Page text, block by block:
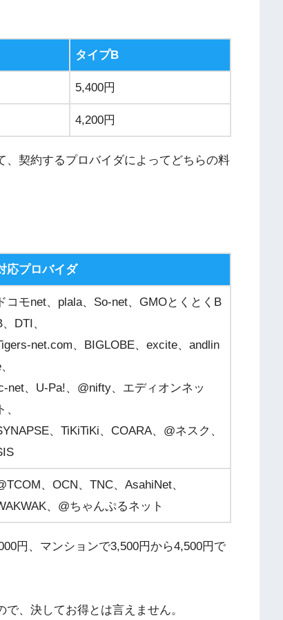
タイプB
5,400円
4,200円
、契約するプロバイダによってどちらの料
応プロバイダ
ドコモnet、 plala、 So-net、 GMOとくとく B
、 DTI 、
net.com、 BIGLOBE、 excite、 andlin
、
net、 U-Pa!、 @nifty、エディオンネッ
ト、
、 TiKiTiKi、 COARA、 @ネスク、
、 OCN 、 TNC、 AsahiNet、
、 @ちゃんぷるネット
円、マンションで3,500円から4,500円で
で、決してお得とは言えません。